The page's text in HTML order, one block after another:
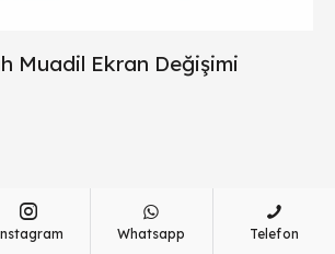
Muadil Ekran Değişimi
Whatsapp Telefon